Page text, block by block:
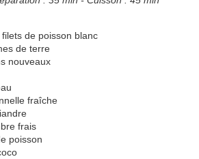
de poisson blanc
de terre
nouveaux
fraîche
frais
poisson